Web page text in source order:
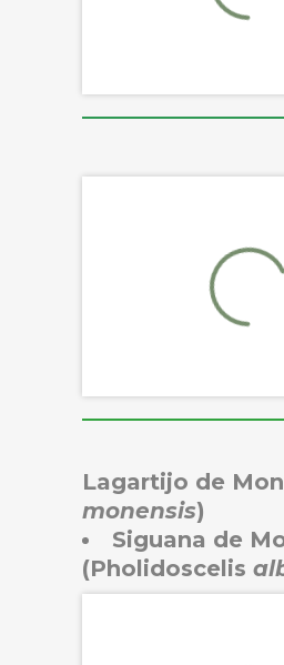
Lagartijo de
monensis)
Siguana de
(Pholidoscelis